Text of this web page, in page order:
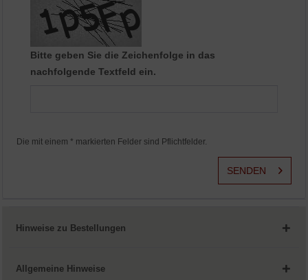
Bitte geben Sie die Zeichenfolge in das
nachfolgende Textfeld ein.
Die mit einem * markierten Felder sind Pflichtfelder.
SENDEN
Hinweise zu Bestellungen
Allgemeine Hinweise